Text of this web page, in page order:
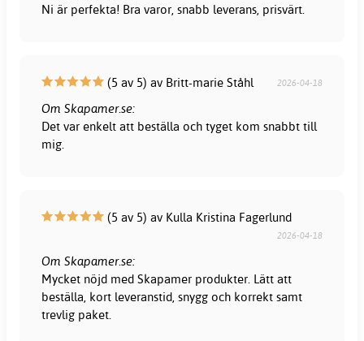
Ni är perfekta! Bra varor, snabb leverans, prisvärt.
(5 av 5) av Britt-marie Ståhl 2026-04-18
Om Skapamer.se:
Det var enkelt att beställa och tyget kom snabbt till
mig.
(5 av 5) av Kulla Kristina Fagerlund
2026-04-18
Om Skapamer.se:
Mycket nöjd med Skapamer produkter. Lätt att
beställa, kort leveranstid, snygg och korrekt samt
trevlig paket.